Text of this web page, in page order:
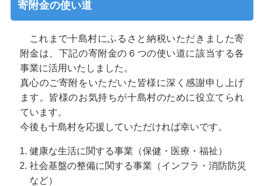
寄附金の使い道
これまで十島村にふるさと納税いただきました寄
附金は、下記の寄附金の６つの使い道に該当する各
事業に活用いたしました。
真心のご寄附をいただいた皆様に深く感謝申し上げ
ます。皆様のお気持ちが十島村のために役立てられ
ています。
今後も十島村を応援していただければ幸いです。
健康な生活に関する事業（保健・医療・福祉）
社会基盤の整備に関する事業（インフラ・消防防災
など）